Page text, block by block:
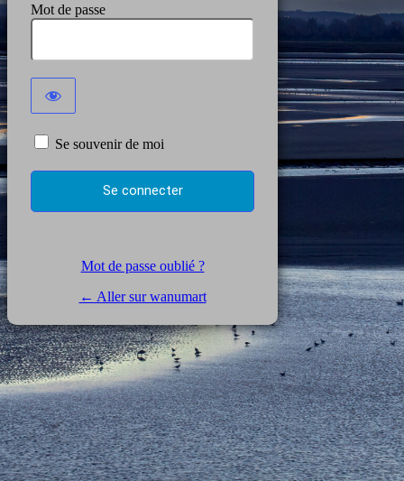
Mot de passe
Se souvenir de moi
Mot de passe oublié ?
← Aller sur wanumart